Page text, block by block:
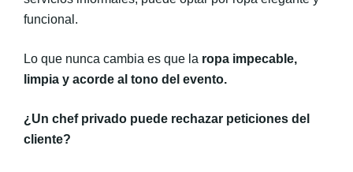
funcional.
Lo que nunca cambia es que la ropa impecable,
limpia y acorde al tono del evento.
¿Un chef privado puede rechazar peticiones del
cliente?